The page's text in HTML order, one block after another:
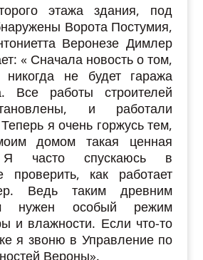
этажа здания, под
Ворота Постумия,
Веронезе Димлер
« Сначала новость о том,
не будет гаража
Все работы строителей
и работали
я очень горжусь тем,
домом такая ценная
Я часто спускаюсь в
проверить, как работает
Ведь таким древним
нужен особый режим
и влажности. Если что-то
я звоню в Управление по
Вероны».